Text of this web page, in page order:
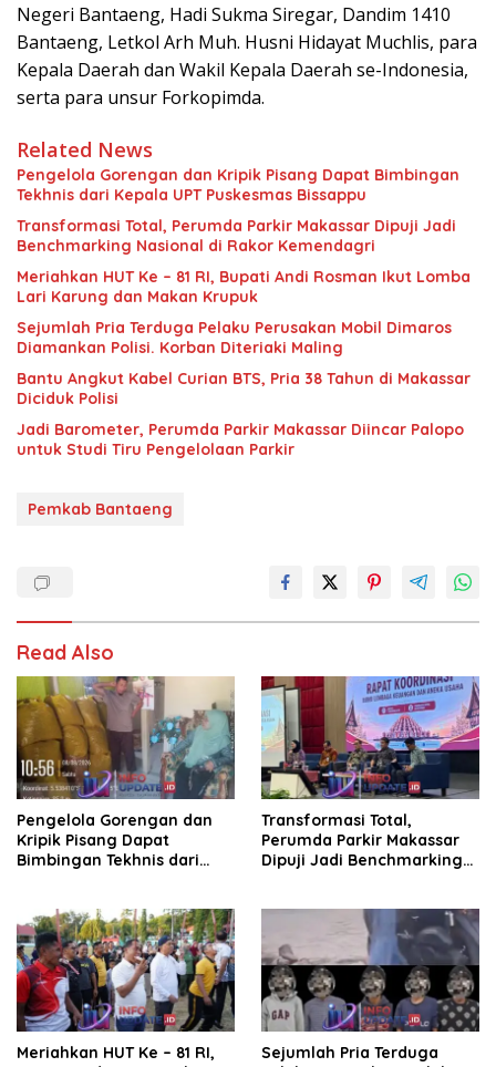
Negeri Bantaeng, Hadi Sukma Siregar, Dandim 1410
Bantaeng, Letkol Arh Muh. Husni Hidayat Muchlis, para
Kepala Daerah dan Wakil Kepala Daerah se-Indonesia,
serta para unsur Forkopimda.
Related News
Pengelola Gorengan dan Kripik Pisang Dapat Bimbingan
Tekhnis dari Kepala UPT Puskesmas Bissappu
Transformasi Total, Perumda Parkir Makassar Dipuji Jadi
Benchmarking Nasional di Rakor Kemendagri
Meriahkan HUT Ke – 81 RI, Bupati Andi Rosman Ikut Lomba
Lari Karung dan Makan Krupuk
Sejumlah Pria Terduga Pelaku Perusakan Mobil Dimaros
Diamankan Polisi. Korban Diteriaki Maling
Bantu Angkut Kabel Curian BTS, Pria 38 Tahun di Makassar
Diciduk Polisi
Jadi Barometer, Perumda Parkir Makassar Diincar Palopo
untuk Studi Tiru Pengelolaan Parkir
Pemkab Bantaeng
Read Also
Pengelola Gorengan dan
Kripik Pisang Dapat
Bimbingan Tekhnis dari
Transformasi Total,
Perumda Parkir Makassar
Dipuji Jadi Benchmarking
Meriahkan HUT Ke – 81 RI,
Sejumlah Pria Terduga